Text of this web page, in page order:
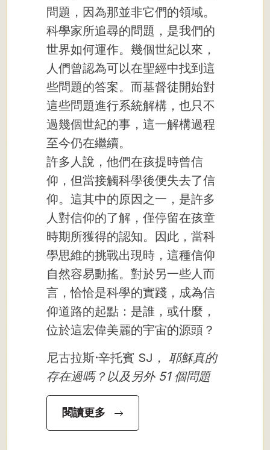
問題，因為那並非它們的領域。
科學家所追尋的問題，是我們的
世界如何運作。幾個世紀以來，
人們曾認為可以在聖經中找到這
些問題的答案。而基督徒開始對
這些問題進行系統解構，也只不
過幾個世紀的事，這一解構過程
至今仍在繼續。
許多人說，他們在孩提時曾信
仰，但當接觸科學後便失去了信
仰。這其中的原因之一，是許多
人對信仰的了解，僅停留在孩童
時期所獲得的認知。因此，當科
學思維的挑戰出現時，這種信仰
自然容易動搖。對於另一些人而
言，恰恰是科學的實踐，成為信
仰道路的起點：是誰，或什麼，
位於這宏偉美麗的宇宙的源頭？
尼古拉斯·辛托賓 SJ， 耶穌真的
存在過嗎？以及另外 51 個問題
閱讀更多